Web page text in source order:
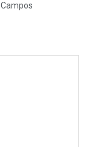
Campos